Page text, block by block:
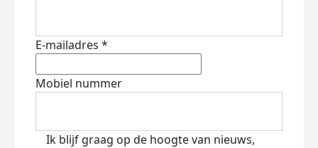
E-mailadres *
Mobiel nummer
Ik blijf graag op de hoogte van nieuws,